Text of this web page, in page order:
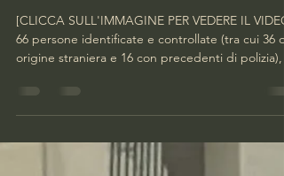
CONTROLLI A TAPPETO IN
BARRIERA DI MILANO
[CLICCA SULL'IMMAGINE PER VEDERE IL
due stranieri accompagnati in Questura, venti
veicoli controllati, nove esercizi commerciali